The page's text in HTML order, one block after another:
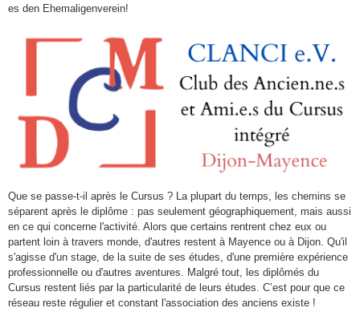
es den Ehemaligenverein!
Que se passe-t-il après le Cursus ? La plupart du temps, les chemins se
séparent après le diplôme : pas seulement géographiquement, mais aussi
en ce qui concerne l'activité. Alors que certains rentrent chez eux ou
partent loin à travers monde, d'autres restent à Mayence ou à Dijon. Qu'il
s'agisse d'un stage, de la suite de ses études, d'une première expérience
professionnelle ou d'autres aventures. Malgré tout, les diplômés du
Cursus restent liés par la particularité de leurs études. C’est pour que ce
réseau reste régulier et constant l'association des anciens existe !